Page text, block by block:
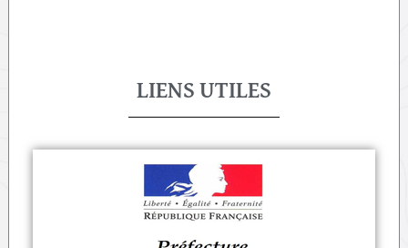
LIENS UTILES